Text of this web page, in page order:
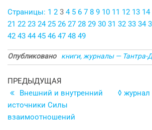
Страницы: 1 2 3 4 5 6 7 8 9 10 11 12 13 14
21 22 23 24 25 26 27 28 29 30 31 32 33 34
42 43 44 45 46 47 48 49
Опубликовано книги, журналы —
Навигация
по
записям
Предыдущая
запись
ПРЕДЫДУЩАЯ
Внешний и внутренний
источники Силы
взаимоотношений
◊ журнал